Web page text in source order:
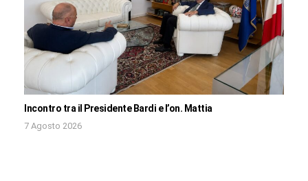
Incontro tra il Presidente Bardi e l’on. Mattia
7 Agosto 2026